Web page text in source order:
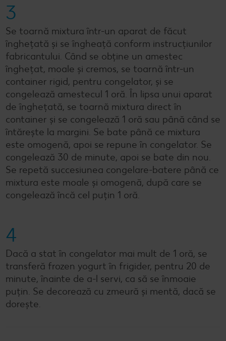
3
Se toarnă mixtura într-un aparat de făcut
înghețată și se îngheață conform instrucțiunilor
fabricantului. Când se obține un amestec
înghețat, moale și cremos, se toarnă într-un
container rigid, pentru congelator, și se
congelează amestecul 1 oră. În lipsa unui aparat
de înghețată, se toarnă mixtura direct în
container și se congelează 1 oră sau până când se
întărește la margini. Se bate până ce mixtura
este omogenă, apoi se repune în congelator. Se
congelează 30 de minute, apoi se bate din nou.
Se repetă succesiunea congelare-batere până ce
mixtura este moale și omogenă, după care se
congelează încă cel puțin 1 oră.
4
Dacă a stat în congelator mai mult de 1 oră, se
transferă frozen yogurt în frigider, pentru 20 de
minute, înainte de a-l servi, ca să se înmoaie
puțin. Se decorează cu zmeură și mentă, dacă se
dorește.